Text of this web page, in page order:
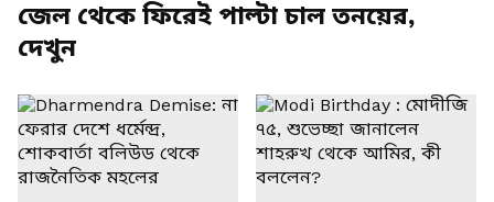
জেল থেকে ফিরেই পাল্টা চাল তনয়ের,
দেখুন